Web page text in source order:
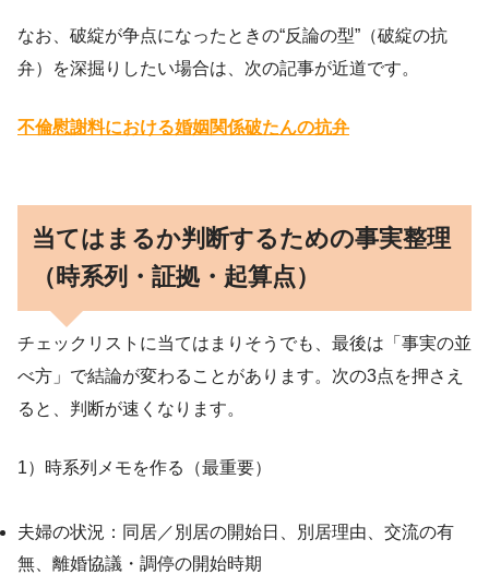
なお、破綻が争点になったときの“反論の型”（破綻の抗
弁）を深掘りしたい場合は、次の記事が近道です。
不倫慰謝料における婚姻関係破たんの抗弁
当てはまるか判断するための事実整理
（時系列・証拠・起算点）
チェックリストに当てはまりそうでも、最後は「事実の並
べ方」で結論が変わることがあります。次の3点を押さえ
ると、判断が速くなります。
1）時系列メモを作る（最重要）
夫婦の状況：同居／別居の開始日、別居理由、交流の有
無、離婚協議・調停の開始時期